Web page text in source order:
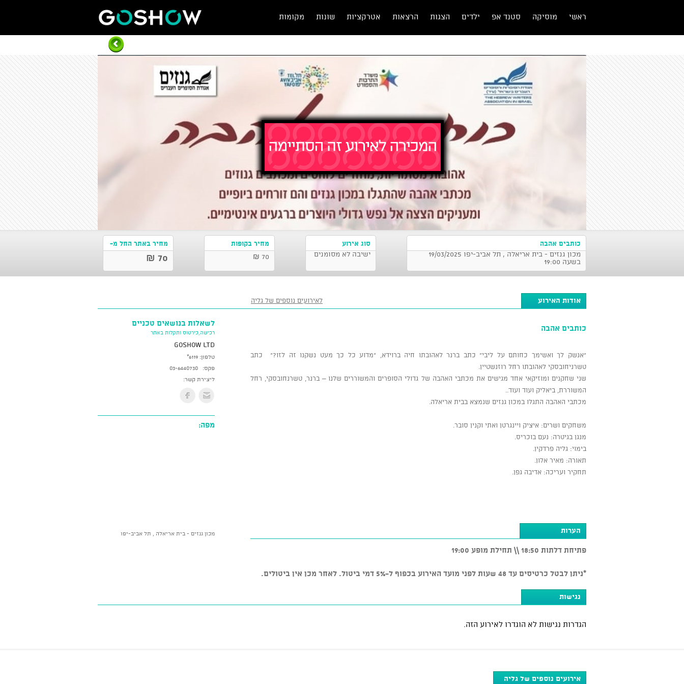
ראשי מוסיקה סטנד אפ ילדים הצגות הרצאות אטרקציות שונות מקומות
כותבים אהבה
מכון גנזים - בית אריאלה , תל אביב-יפו 19/03/2025
בשעה 19:00
סוג אירוע
ישיבה לא מסומנים
מחיר בקופות
70 ₪
מחיר באתר החל מ-
70 ₪
אודות האירוע לאירועים נוספים של גליה
כותבים אהבה
"אנשק לך ואשימך כחותם על ליבי" כתב ברנר לאהובתו חיה ברוידא, "מדוע כל כך מעט נשקנו זה לזו?" כתב
טשרניחובסקי לאהובתו רחל רוזנשטיין.
שני שחקנים ומוזיקאי אחד מגישים את מכתבי האהבה של גדולי הסופרים והמשוררים שלנו – ברנר, טשרנחובסקי, רחל
המשוררת, ביאליק ועוד ועוד..
מכתבי האהבה התגלו במכון גנזים שנמצא בבית אריאלה.
משחקים ושרים: איציק ויינגרטן ואתי וקנין סובר.
מנגן בגיטרה: נעם בוכריס.
בימוי: גליה פרדקין.
תאורה: מאיר אלון.
תחקיר ועריכה: אדיבה גפן.
הערות
פתיחת דלתות 18:50 \\ תחילת מופע 19:00
*ניתן לבטל כרטיסים עד 48 שעות לפני מועד האירוע בכפוף ל-5% דמי ביטול. לאחר מכן אין ביטולים.
לשאלות בנושאים טכניים
רכישה,כירטוס ותקלות באתר
GoShow LTD
טלפון: *6119
פקס:
03-6440730
ליצירת קשר:
מפה:
מכון גנזים - בית אריאלה , תל אביב-יפו
נגישות
הגדרות נגישות לא הוגדרו לאירוע הזה.
אירועים נוספים של גליה